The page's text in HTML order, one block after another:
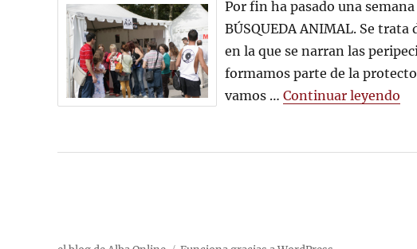
CAPÍTULO
DE
ANIMAL
Por fin ha pasado una
BÚSQUEDA ANIMAL. Se
en la que se narran las
formamos parte de la
vamos … Continuar leyendo